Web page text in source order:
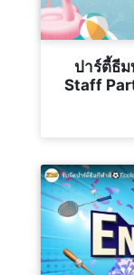
ปาร์ตี้ธีม
Staff